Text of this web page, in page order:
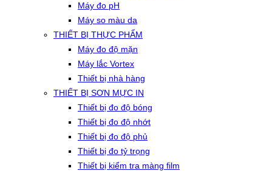
Máy đo pH
Máy so màu da
THIẾT BỊ THỰC PHẨM
Máy đo độ mặn
Máy lắc Vortex
Thiết bị nhà hàng
THIẾT BỊ SƠN MỰC IN
Thiết bị đo độ bóng
Thiết bị đo độ nhớt
Thiết bị đo độ phủ
Thiết bị đo tỷ trọng
Thiết bị kiểm tra màng film